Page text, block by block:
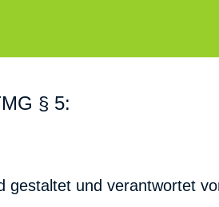
§ 5:
und verantwortet